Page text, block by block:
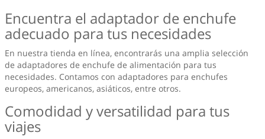
Encuentra el adaptador de enchufe
adecuado para tus necesidades
En nuestra tienda en línea, encontrarás una amplia selección
de adaptadores de enchufe de alimentación para tus
necesidades. Contamos con adaptadores para enchufes
europeos, americanos, asiáticos, entre otros.
Comodidad y versatilidad para tus
viajes